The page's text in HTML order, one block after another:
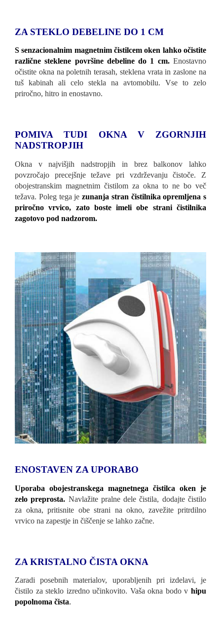
ZA STEKLO DEBELINE DO 1 CM
S senzacionalnim magnetnim čistilcem oken lahko očistite
različne steklene površine debeline do 1 cm.Enostavno
očistite okna na poletnih terasah, steklena vrata in zaslone na
tuš kabinah ali celo stekla na avtomobilu. Vse to zelo
priročno, hitro in enostavno.
POMIVA TUDI OKNA V ZGORNJIH
NADSTROPJIH
Okna v najvišjih nadstropjih in brez balkonov lahko
povzročajo precejšnje težave pri vzdrževanju čistoče. Z
obojestranskim magnetnim čistilom za okna to ne bo več
težava. Poleg tega je zunanja stran čistilnika opremljena s
priročno vrvico, zato boste imeli obe strani čistilnika
zagotovo pod nadzorom.
ENOSTAVEN ZA UPORABO
Uporaba obojestranskega magnetnega čistilca oken je
zelo preprosta. Navlažite pralne dele čistila, dodajte čistilo
za okna, pritisnite obe strani na okno, zavežite pritrdilno
vrvico na zapestje in čiščenje se lahko začne.
ZA KRISTALNO ČISTA OKNA
Zaradi posebnih materialov, uporabljenih pri izdelavi, je
čistilo za steklo izredno učinkovito. Vaša okna bodo v hipu
popolnoma čista.